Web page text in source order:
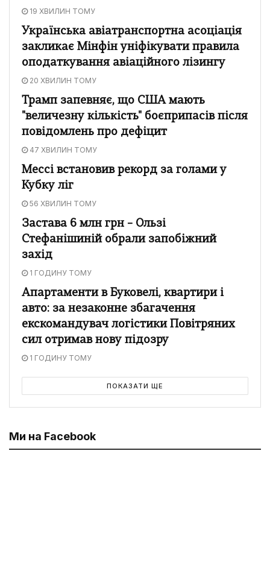
19 ХВИЛИН ТОМУ
Українська авіатранспортна асоціація
закликає Мінфін уніфікувати правила
оподаткування авіаційного лізингу
20 ХВИЛИН ТОМУ
Трамп запевняє, що США мають
"величезну кількість" боєприпасів після
повідомлень про дефіцит
47 ХВИЛИН ТОМУ
Мессі встановив рекорд за голами у
Кубку ліг
56 ХВИЛИН ТОМУ
Застава 6 млн грн – Ользі
Стефанішиній обрали запобіжний
захід
1 ГОДИНУ ТОМУ
Апартаменти в Буковелі, квартири і
авто: за незаконне збагачення
екскомандувач логістики Повітряних
сил отримав нову підозру
1 ГОДИНУ ТОМУ
ПОКАЗАТИ ЩЕ
Ми на Facebook